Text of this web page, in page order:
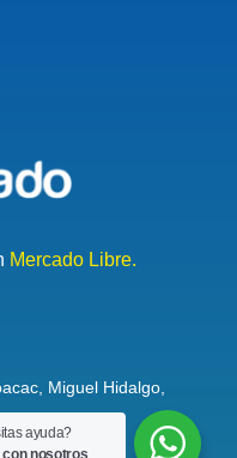
Mercado Libre.
Miguel Hidalgo,
ayuda?
con nosotros